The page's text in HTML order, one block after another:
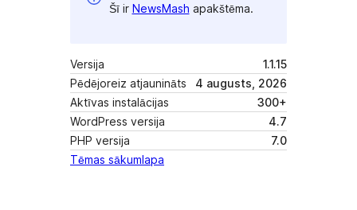
Šī ir NewsMash apakštēma.
Versija
1.1.15
Pēdējoreiz atjaunināts
4 augusts, 2026
Aktīvas instalācijas
300+
WordPress versija
4.7
PHP versija
7.0
Tēmas sākumlapa